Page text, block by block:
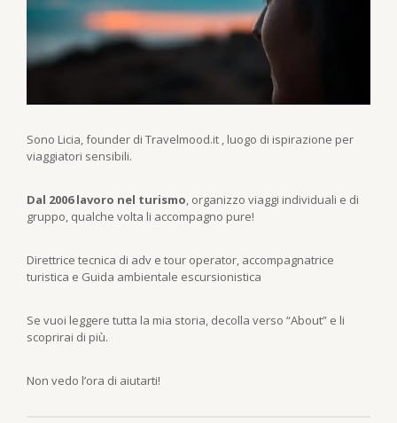
Sono Licia, founder di Travelmood.it , luogo di ispirazione per
viaggiatori sensibili.
Dal 2006 lavoro nel turismo, organizzo viaggi individuali e di
gruppo, qualche volta li accompagno pure!
Direttrice tecnica di adv e tour operator, accompagnatrice
turistica e Guida ambientale escursionistica
Se vuoi leggere tutta la mia storia, decolla verso “About” e li
scoprirai di più.
Non vedo l’ora di aiutarti!